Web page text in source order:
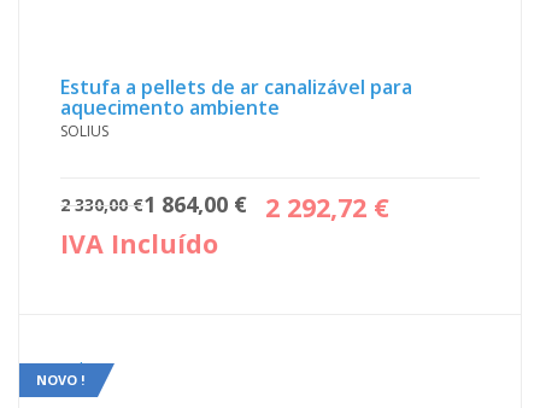
Estufa a pellets de ar canalizável para
aquecimento ambiente
SOLIUS
2 330,00€O
original
1 864,00 €
O
2 292,72 €
IVA Incluído
Sale!
NOVO !